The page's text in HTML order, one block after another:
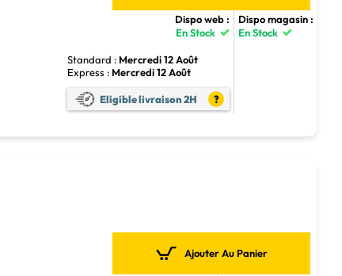
Dispo web :
En Stock
Standard : Mercredi 12 Août
Express : Mercredi 12 Août
Eligible livraison 2H ?
Dispo magasin :
En Stock
Ajouter Au Panier